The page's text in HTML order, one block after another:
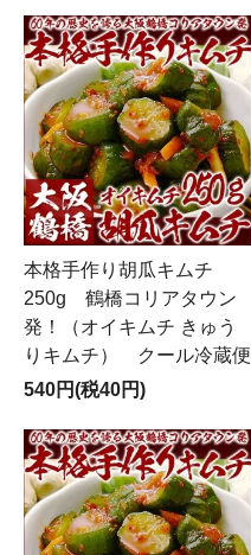
本格手作り胡瓜キムチ
250g 鶴橋コリアタウン
発！（オイキムチ きゅう
りキムチ） クール冷蔵便
540円(税40円)